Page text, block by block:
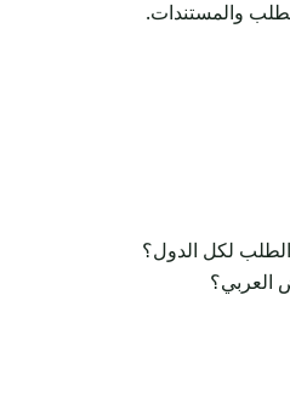
والمستندات.
لكل الدول؟
العربي؟